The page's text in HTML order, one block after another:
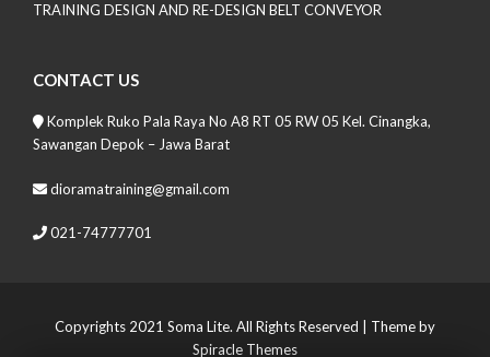
TRAINING DESIGN AND RE-DESIGN BELT CONVEYOR
CONTACT US
Komplek Ruko Pala Raya No A8 RT 05 RW 05 Kel. Cinangka,
Sawangan Depok – Jawa Barat
dioramatraining@gmail.com
021-74777701
Copyrights 2021 Soma Lite. All Rights Reserved | Theme by
Spiracle Themes